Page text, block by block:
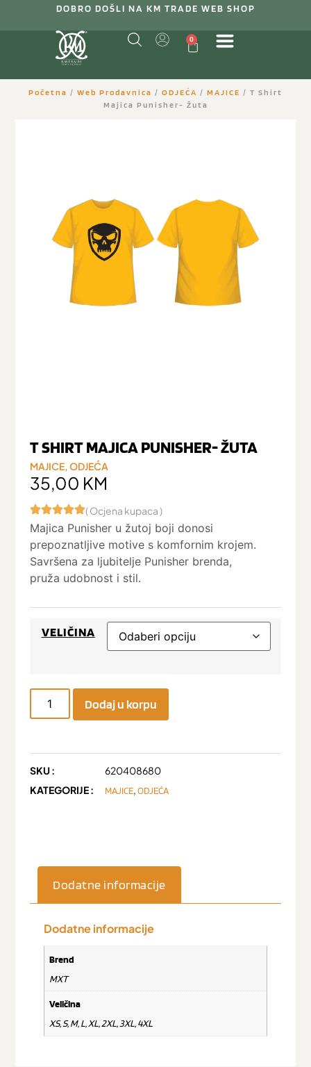
DOBRO DOŠLI NA KM TRADE WEB SHOP
0
Početna / Web Prodavnica / ODJEĆA / MAJICE / T Shirt
Majica Punisher- Žuta
T SHIRT MAJICA PUNISHER- ŽUTA
MAJICE,ODJEĆA
35,00 KM
( Ocjena kupaca )
Majica Punisher u žutoj boji donosi
prepoznatljive motive s komfornim krojem.
Savršena za ljubitelje Punisher brenda,
pruža udobnost i stil.
VELIČINA
Dodaj u korpu
SKU :
620408680
KATEGORIJE :
MAJICE,ODJEĆA
Dodatne informacije
Dodatne informacije
Brend
MXT
Veličina
XS, S, M, L, XL, 2XL, 3XL, 4XL